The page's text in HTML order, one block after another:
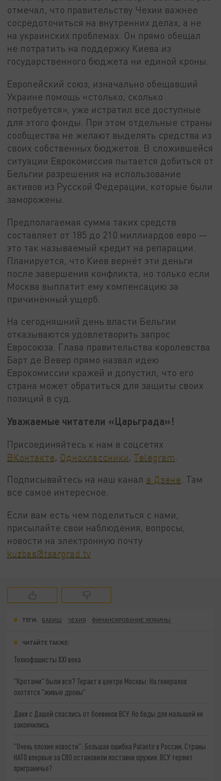
отмечал, что правительству Чехии важнее
сосредоточиться на внутренних делах, а не
на украинских проблемах. Он прямо обещал
не потратить на поддержку Киева из
государственного бюджета ни единой кроны.
Европейский союз, изначально обещавший
Украине помощь «столько, сколько
потребуется», уже истратил все доступные
для этого фонды. При этом отдельные страны
сообщества не желают выделять средства из
своих собственных бюджетов. В сложившейся
ситуации Еврокомиссия пытается добиться от
Бельгии разрешения на использование
активов из Русской Федерации, которые были
заморожены.
Предполагаемая сумма таких средств
составляет от 185 до 210 миллиардов евро —
это так называемый кредит на репарации.
Планируется, что Киев вернёт эти деньги
после завершения конфликта, но только если
Москва выплатит ему компенсацию за
причинённый ущерб.
На сегодняшний день власти Бельгии
отказываются удовлетворить запрос
Евросоюза. Глава правительства королевства
Барт де Вевер прямо назвал идею
Еврокомиссии кражей и допустил, что его
страна может обратиться для защиты своих
позиций в суд.
Уважаемые читатели «Царьграда»!
Присоединяйтесь к нам в соцсетях
ВКонтакте, Одноклассники, Telegram
Подписывайтесь на наш канал в Дзене . Там
все самое интересное.
Если вам есть чем поделиться с нами,
присылайте свои наблюдения, вопросы,
новости на электронную почту
kuzbas@tsargrad.tv
ТЕГИ: БАБИШ ЧЕХИЯ ФИНАНСИРОВАНИЕ УКРАИНЫ
ЧИТАЙТЕ ТАКЖЕ:
Технофашисты XXI века
"Кротами" были все? Теракт в центре Москвы: На генералов
охотятся "живые дроны"
Даня с Дашей спаслись от боевиков ВСУ. Но беды для малышей не
закончились
"Очень плохие новости": Большая ошибка Palantir в России. Страны
НАТО впервые за СВО остановили поставки оружия. ВСУ теряют
приграничье?